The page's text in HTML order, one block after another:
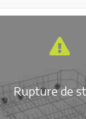
Rupture de